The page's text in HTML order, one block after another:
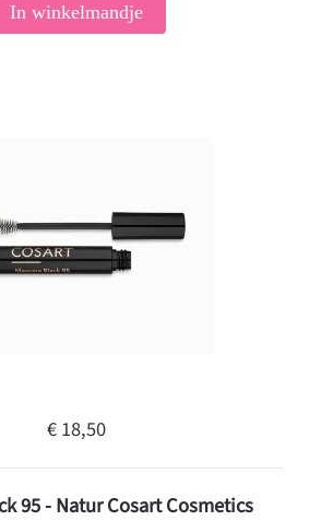
In winkelmandje
€ 18,50
95 - Natur Cosart Cosmetics